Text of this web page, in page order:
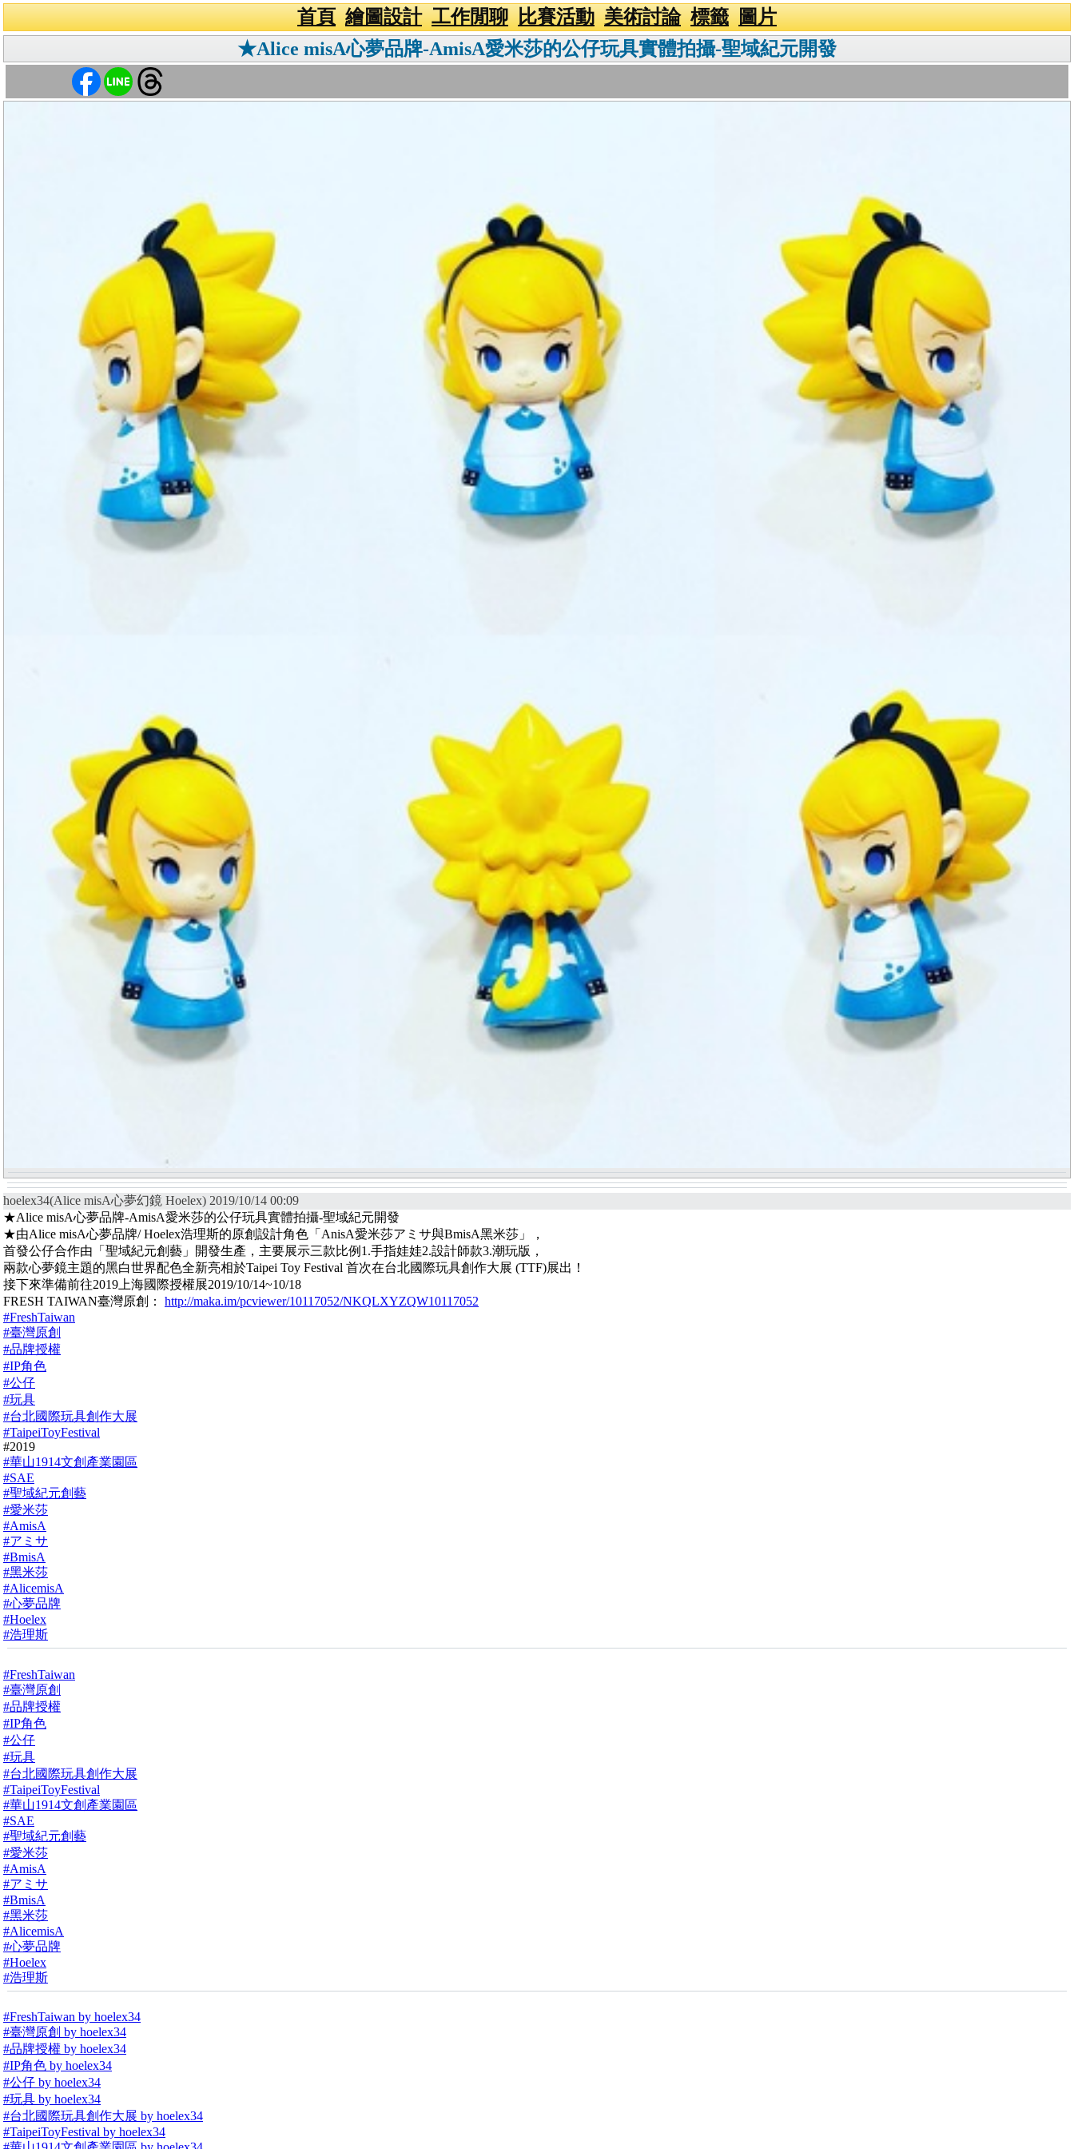
首頁 繪圖設計 工作閒聊 比賽活動 美術討論 標籤 圖片
★Alice misA心夢品牌-AmisA愛米莎的公仔玩具實體拍攝-聖域紀元開發
hoelex34(Alice misA心夢幻鏡 Hoelex) 2019/10/14 00:09
★Alice misA心夢品牌-AmisA愛米莎的公仔玩具實體拍攝-聖域紀元開發
★由Alice misA心夢品牌/ Hoelex浩理斯的原創設計角色「AnisA愛米莎アミサ與BmisA黑米莎」，
首發公仔合作由「聖域紀元創藝」開發生產，主要展示三款比例1.手指娃娃2.設計師款3.潮玩版，
兩款心夢鏡主題的黑白世界配色全新亮相於Taipei Toy Festival 首次在台北國際玩具創作大展 (TTF)展出！
接下來準備前往2019上海國際授權展2019/10/14~10/18
FRESH TAIWAN臺灣原創： http://maka.im/pcviewer/10117052/NKQLXYZQW10117052
#FreshTaiwan
#臺灣原創
#品牌授權
#IP角色
#公仔
#玩具
#台北國際玩具創作大展
#TaipeiToyFestival
#2019
#華山1914文創產業園區
#SAE
#聖域紀元創藝
#愛米莎
#AmisA
#アミサ
#BmisA
#黑米莎
#AlicemisA
#心夢品牌
#Hoelex
#浩理斯
#FreshTaiwan
#臺灣原創
#品牌授權
#IP角色
#公仔
#玩具
#台北國際玩具創作大展
#TaipeiToyFestival
#華山1914文創產業園區
#SAE
#聖域紀元創藝
#愛米莎
#AmisA
#アミサ
#BmisA
#黑米莎
#AlicemisA
#心夢品牌
#Hoelex
#浩理斯
#FreshTaiwan by hoelex34
#臺灣原創 by hoelex34
#品牌授權 by hoelex34
#IP角色 by hoelex34
#公仔 by hoelex34
#玩具 by hoelex34
#台北國際玩具創作大展 by hoelex34
#TaipeiToyFestival by hoelex34